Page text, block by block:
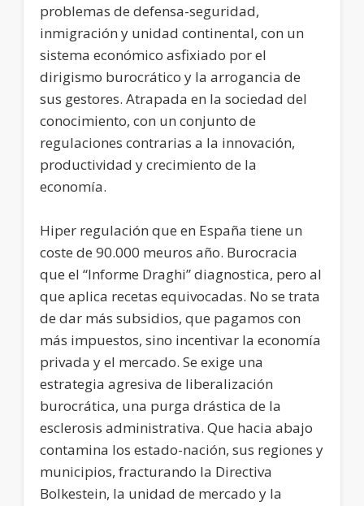
problemas de defensa-seguridad,
inmigración y unidad continental, con un
sistema económico asfixiado por el
dirigismo burocrático y la arrogancia de
sus gestores. Atrapada en la sociedad del
conocimiento, con un conjunto de
regulaciones contrarias a la innovación,
productividad y crecimiento de la
economía.
Hiper regulación que en España tiene un
coste de 90.000 meuros año. Burocracia
que el “Informe Draghi” diagnostica, pero al
que aplica recetas equivocadas. No se trata
de dar más subsidios, que pagamos con
más impuestos, sino incentivar la economía
privada y el mercado. Se exige una
estrategia agresiva de liberalización
burocrática, una purga drástica de la
esclerosis administrativa. Que hacia abajo
contamina los estado-nación, sus regiones y
municipios, fracturando la Directiva
Bolkestein, la unidad de mercado y la